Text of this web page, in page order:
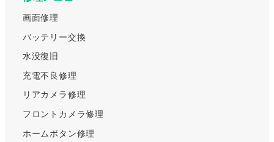
画面修理
バッテリー交換
水没復旧
充電不良修理
リアカメラ修理
フロントカメラ修理
ホームボタン修理